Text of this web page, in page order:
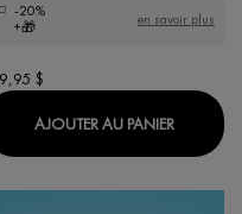
COLLAGEN SPECIALIST 16
-20%
+🎁
en savoir plus
$
AJOUTER AU PANIER